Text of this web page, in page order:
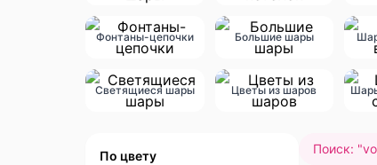
Фонтаны-цепочки Большие шары
Светящиеся шары Цветы из шаров
По цвету Поиск: "